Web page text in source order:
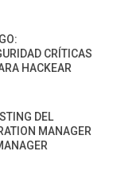
CRÍTICAS
HACKEAR
DEL
MANAGER